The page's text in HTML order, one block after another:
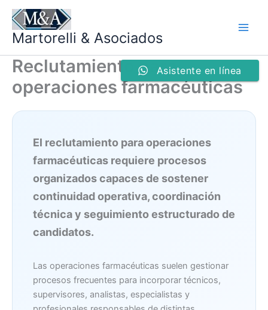
contenido
Martorelli & Asociados
Reclutamiento para
operaciones farmacéuticas
El reclutamiento para operaciones
farmacéuticas requiere procesos
organizados capaces de sostener
continuidad operativa, coordinación
técnica y seguimiento estructurado de
candidatos.
Las operaciones farmacéuticas suelen gestionar
procesos frecuentes para incorporar técnicos,
supervisores, analistas, especialistas y
Asistente en línea